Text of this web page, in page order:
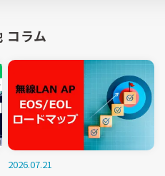
コラム
2026.07.21